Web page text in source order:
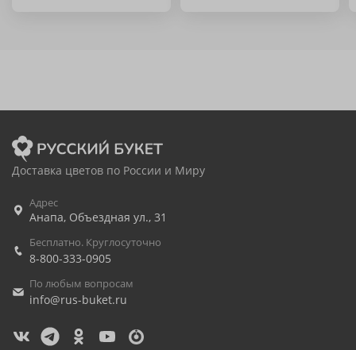
Доставка цветов по России и Миру
Адрес
Анапа, Объездная ул., 31
Бесплатно. Круглосуточно
8-800-333-0905
По любым вопросам
info@rus-buket.ru